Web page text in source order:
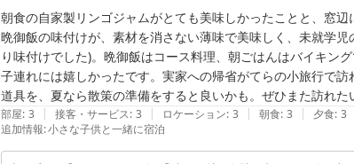
朝食の自家製リンゴジャムがとても美味しかったことと、窓
晩御飯の味付けが、素材を消さない薄味で美味しく、未就学
り味付けでした)。晩御飯はコース料理、朝ごはんはバイキン
子連れには嬉しかったです。実家への帰省がてらの小旅行で
道具を、夏なら散策の準備をすると良いかも。ぜひまた訪れた
部屋: 3 | 接客・サービス: 3 | ロケーション: 3 | 朝食: 3 | 夕食: 3
追加情報:小さな子供と一緒に宿泊